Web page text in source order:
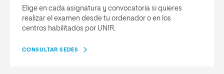
Elige en cada asignatura y convocatoria si quieres
realizar el examen desde tu ordenador o en los
centros habilitados por UNIR.
CONSULTAR SEDES